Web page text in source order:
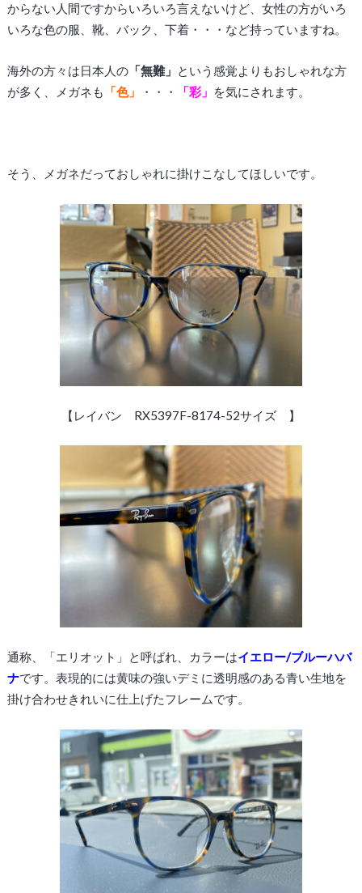
からない人間ですからいろいろ言えないけど、女性の方がいろ
いろな色の服、靴、バック、下着・・・など持っていますね。
海外の方々は日本人の「無難」 という感覚よりもおしゃれな方
が多く、メガネも
「色」 ・・・ 「彩」 を気にされます。
そう、メガネだっておしゃれに掛けこなしてほしいです。
【レイバン RX5397F-8174-52サイズ 】
通称、「エリオット」と呼ばれ、カラーはイエロー/ブルーハバ
ナです。表現的には黄味の強いデミに透明感のある青い生地を
掛け合わせきれいに仕上げたフレームです。